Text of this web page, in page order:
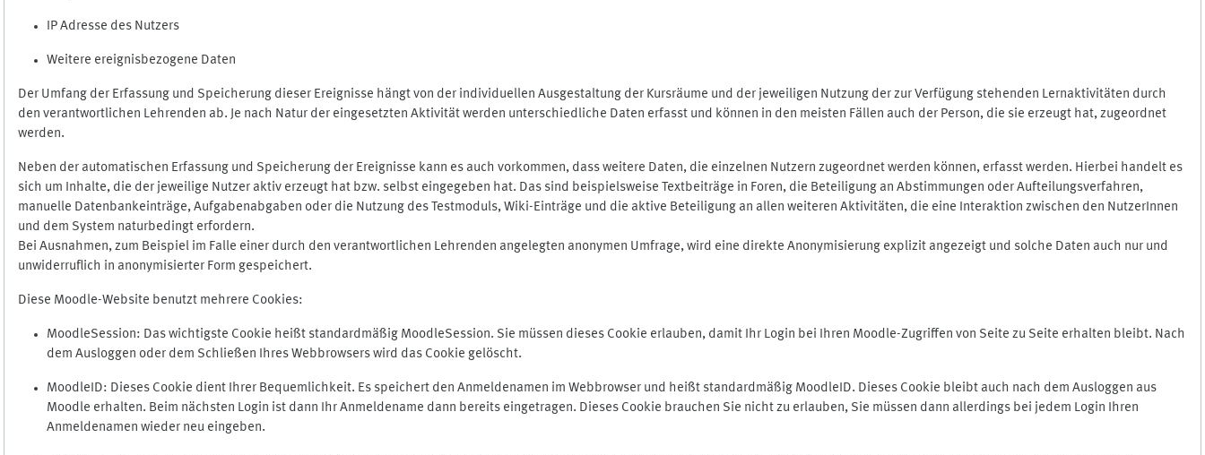
IP Adresse des Nutzers
Weitere ereignisbezogene Daten
Der Umfang der Erfassung und Speicherung dieser Ereignisse hängt von der individuellen Ausgestaltung der Kursräume und der jeweiligen Nutzung der zur Verfügung stehenden Lernaktivitäten durch
den verantwortlichen Lehrenden ab. Je nach Natur der eingesetzten Aktivität werden unterschiedliche Daten erfasst und können in den meisten Fällen auch der Person, die sie erzeugt hat, zugeordnet
werden.
Neben der automatischen Erfassung und Speicherung der Ereignisse kann es auch vorkommen, dass weitere Daten, die einzelnen Nutzern zugeordnet werden können, erfasst werden. Hierbei handelt es
sich um Inhalte, die der jeweilige Nutzer aktiv erzeugt hat bzw. selbst eingegeben hat. Das sind beispielsweise Textbeiträge in Foren, die Beteiligung an Abstimmungen oder Aufteilungsverfahren,
manuelle Datenbankeinträge, Aufgabenabgaben oder die Nutzung des Testmoduls, Wiki-Einträge und die aktive Beteiligung an allen weiteren Aktivitäten, die eine Interaktion zwischen den NutzerInnen
und dem System naturbedingt erfordern.
Bei Ausnahmen, zum Beispiel im Falle einer durch den verantwortlichen Lehrenden angelegten anonymen Umfrage, wird eine direkte Anonymisierung explizit angezeigt und solche Daten auch nur und
unwiderruflich in anonymisierter Form gespeichert.
Diese Moodle-Website benutzt mehrere Cookies:
MoodleSession: Das wichtigste Cookie heißt standardmäßig MoodleSession. Sie müssen dieses Cookie erlauben, damit Ihr Login bei Ihren Moodle-Zugriffen von Seite zu Seite erhalten bleibt. Nach
dem Ausloggen oder dem Schließen Ihres Webbrowsers wird das Cookie gelöscht.
MoodleID: Dieses Cookie dient Ihrer Bequemlichkeit. Es speichert den Anmeldenamen im Webbrowser und heißt standardmäßig MoodleID. Dieses Cookie bleibt auch nach dem Ausloggen aus
Moodle erhalten. Beim nächsten Login ist dann Ihr Anmeldename dann bereits eingetragen. Dieses Cookie brauchen Sie nicht zu erlauben, Sie müssen dann allerdings bei jedem Login Ihren
Anmeldenamen wieder neu eingeben.